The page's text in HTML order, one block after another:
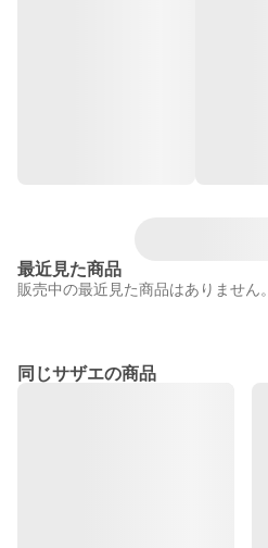
最近見た商品
販売中の最近見た商品はありません。
同じサザエの商品